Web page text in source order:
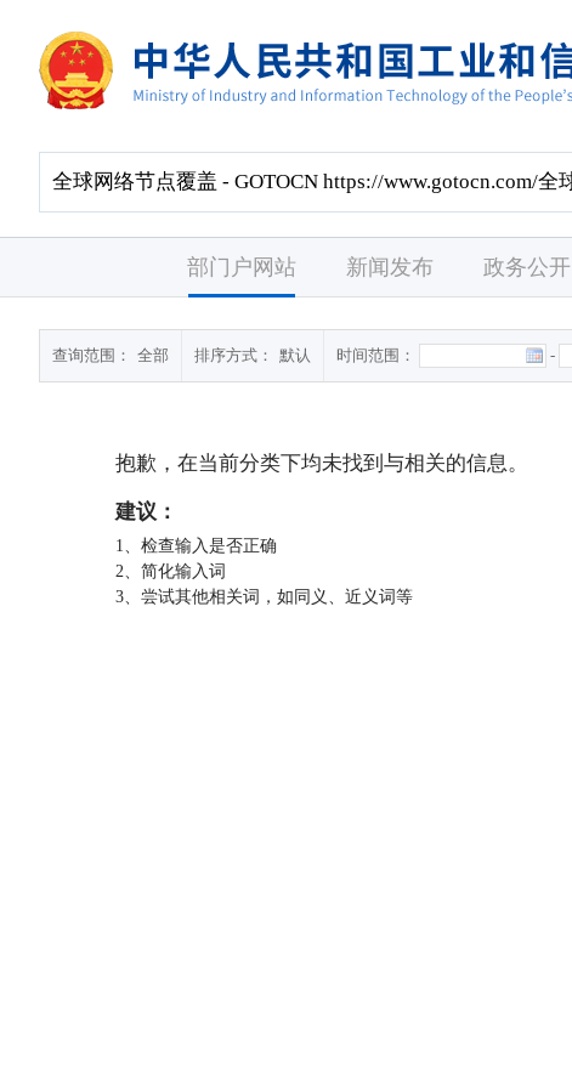
部门户网站 新闻发布 政务公开
查询范围： 全部 排序方式： 默认 时间范围： -
抱歉，在当前分类下均未找到与相关的信息。
建议：
1、检查输入是否正确
2、简化输入词
3、尝试其他相关词，如同义、近义词等